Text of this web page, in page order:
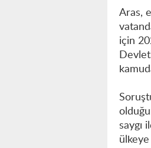
Aras,
için
saygı
ülkeye